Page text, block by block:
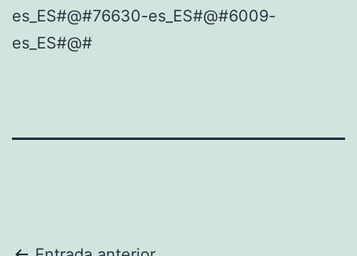
es_ES#@#76630-es_ES#@#6009-
es_ES#@#